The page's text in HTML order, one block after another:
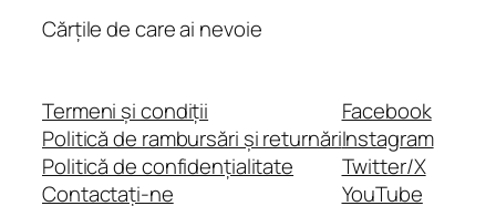
Cărțile de care ai nevoie
Termeni și condiții
Politică de rambursări și returnări
Politică de confidențialitate
Contactați-ne
Facebook
Instagram
Twitter/X
YouTube